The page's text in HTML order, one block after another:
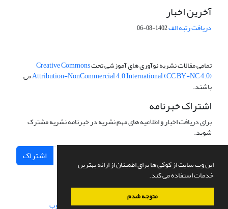
این وب سایت از کوکی ها برای اطمینان از ارائه بهترین
خدمات استفاده می کند.
متوجه شدم
آخرین اخبار
دریافت رتبه الف1402-08-06
تمامی مقالات نشریه نوآوری های آموزشی تحتCreative Commons
Attribution-NonCommercial 4.0 International (CC BY-NC 4.0)می
باشند.
اشتراک خبرنامه
برای دریافت اخبار و اطلاعیه های مهم نشریه در خبرنامه نشریه مشترک
شوید.
اشتراک
سامانه مدیریت نشریات علمی.طراحی و پیاده سازی از سیناوب